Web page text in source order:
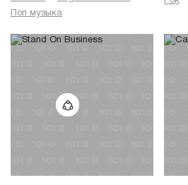
Поп музыка